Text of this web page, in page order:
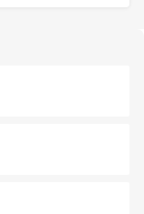
る外せないスポット